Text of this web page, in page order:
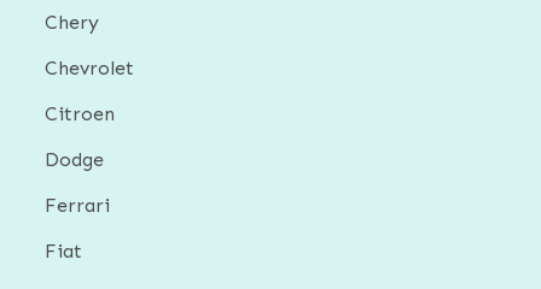
Chery
Chevrolet
Citroen
Dodge
Ferrari
Fiat